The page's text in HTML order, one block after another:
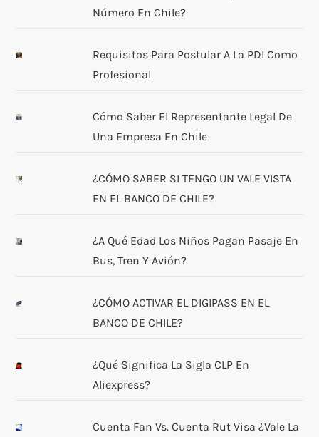
Número En Chile?
Requisitos Para Postular A La PDI Como
Profesional
Cómo Saber El Representante Legal De
Una Empresa En Chile
¿CÓMO SABER SI TENGO UN VALE VISTA
EN EL BANCO DE CHILE?
¿A Qué Edad Los Niños Pagan Pasaje En
Bus, Tren Y Avión?
¿CÓMO ACTIVAR EL DIGIPASS EN EL
BANCO DE CHILE?
¿Qué Significa La Sigla CLP En
Aliexpress?
Cuenta Fan Vs. Cuenta Rut Visa ¿Vale La